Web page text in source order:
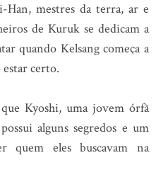
Han, mestres da terra, ar e
de Kuruk se dedicam a
quando Kelsang começa a
certo.
Kyoshi, uma jovem órfã
alguns segredos e um
quem eles buscavam na